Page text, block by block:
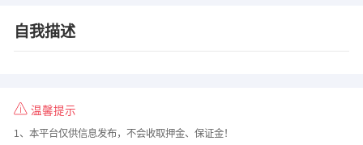
自我描述
温馨提示
1、本平台仅供信息发布，不会收取押金、保证金！